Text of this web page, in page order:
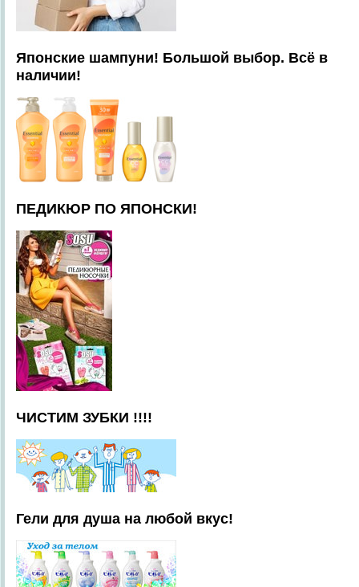
Японские шампуни! Большой выбор. Всё в
наличии!
ПЕДИКЮР ПО ЯПОНСКИ!
ЧИСТИМ ЗУБКИ !!!!
Гели для душа на любой вкус!